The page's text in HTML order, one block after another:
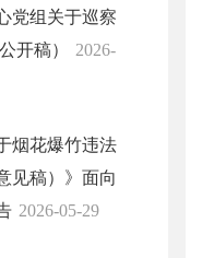
党组关于巡察
开稿）
2026-
烟花爆竹违法
见稿）》面向
2026-05-29